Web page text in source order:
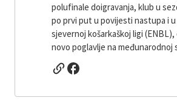
polufinale doigravanja, klub u
po prvi put u povijesti nastupa i
sjevernoj košarkaškoj ligi
novo poglavlje na međunarodnoj